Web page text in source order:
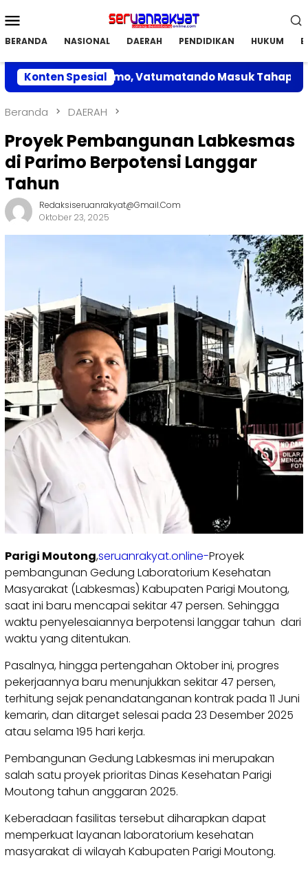
ke
Mobile
BERANDA NASIONAL DAERAH PENDIDIKAN HUKUM
Konten Spesial
di Parimo, Vatumatando Masuk Tahap Penilaian
Beranda DAERAH
Proyek Pembangunan Labkesmas
di Parimo Berpotensi Langgar
Tahun
Redaksiseruanrakyat@gmail.com
Oktober 23, 2025
Parigi Moutong,seruanrakyat.online-Proyek
pembangunan Gedung Laboratorium Kesehatan
Masyarakat (Labkesmas) Kabupaten Parigi Moutong,
saat ini baru mencapai sekitar 47 persen. Sehingga
waktu penyelesaiannya berpotensi langgar tahun dari
waktu yang ditentukan.
Pasalnya, hingga pertengahan Oktober ini, progres
pekerjaannya baru menunjukkan sekitar 47 persen,
terhitung sejak penandatanganan kontrak pada 11 Juni
kemarin, dan ditarget selesai pada 23 Desember 2025
atau selama 195 hari kerja.
Pembangunan Gedung Labkesmas ini merupakan
salah satu proyek prioritas Dinas Kesehatan Parigi
Moutong tahun anggaran 2025.
Keberadaan fasilitas tersebut diharapkan dapat
memperkuat layanan laboratorium kesehatan
masyarakat di wilayah Kabupaten Parigi Moutong.